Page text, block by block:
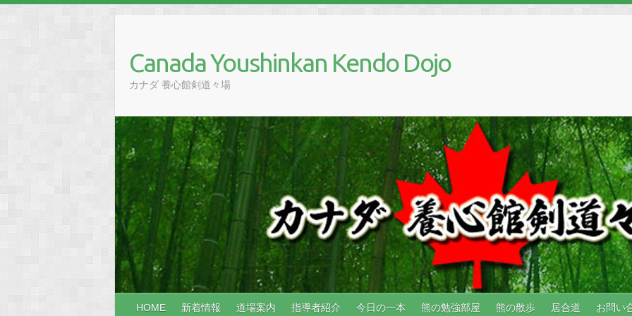
content
Canada Youshinkan Kendo Dojo
カナダ 養心館剣道々場
HOME 新着情報 道場案内 指導者紹介 今日の一本 熊の勉強部屋 熊の散歩 居合道 お問い